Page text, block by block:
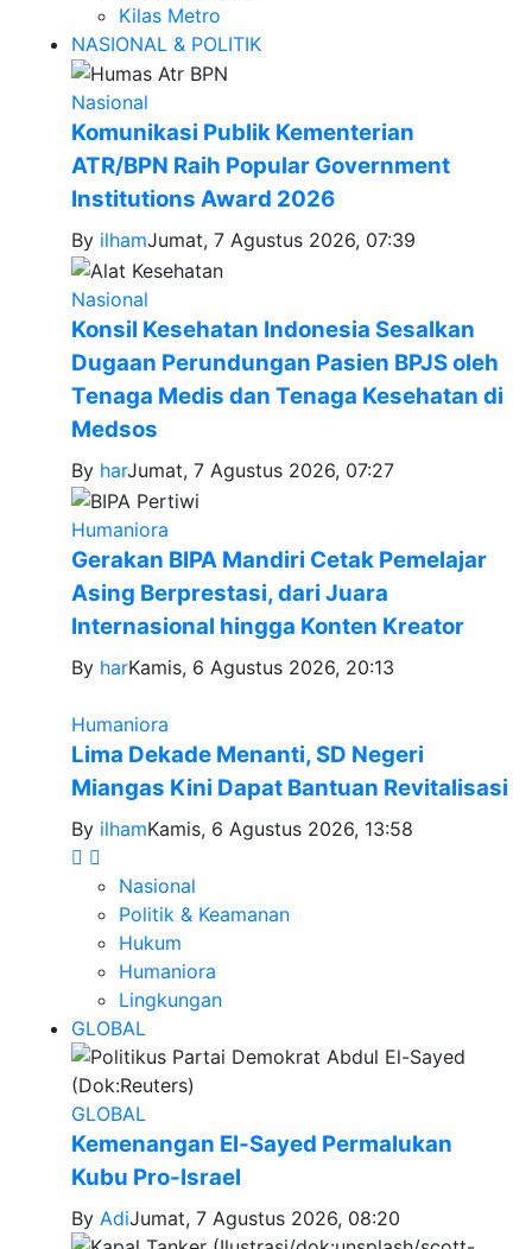
Kilas Metro
NASIONAL & POLITIK
Nasional
Komunikasi Publik Kementerian
ATR/BPN Raih Popular Government
Institutions Award 2026
By ilhamJumat, 7 Agustus 2026, 07:39
Nasional
Konsil Kesehatan Indonesia Sesalkan
Dugaan Perundungan Pasien BPJS oleh
Tenaga Medis dan Tenaga Kesehatan di
Medsos
By harJumat, 7 Agustus 2026, 07:27
Humaniora
Gerakan BIPA Mandiri Cetak Pemelajar
Asing Berprestasi, dari Juara
Internasional hingga Konten Kreator
By harKamis, 6 Agustus 2026, 20:13
Humaniora
Lima Dekade Menanti, SD Negeri
Miangas Kini Dapat Bantuan Revitalisasi
By ilhamKamis, 6 Agustus 2026, 13:58
Nasional
Politik & Keamanan
Hukum
Humaniora
Lingkungan
GLOBAL
GLOBAL
Kemenangan El-Sayed Permalukan
Kubu Pro-Israel
By AdiJumat, 7 Agustus 2026, 08:20